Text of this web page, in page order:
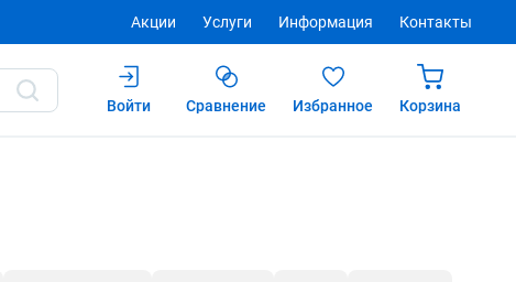
Акции Услуги Информация Контакты
Войти
Сравнение Избранное Корзина